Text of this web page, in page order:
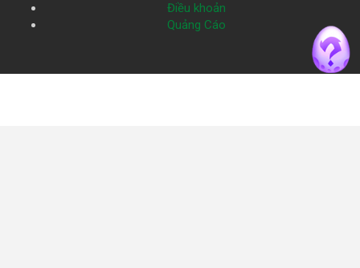
Điều khoản
Quảng Cáo